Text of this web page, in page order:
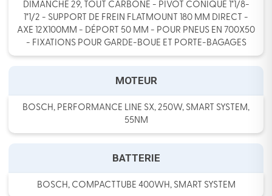
DIMANCHE 29, TOUT CARBONE - PIVOT CONIQUE 1"1/8-
1"1/2 - SUPPORT DE FREIN FLATMOUNT 180 MM DIRECT -
AXE 12X100MM - DÉPORT 50 MM - POUR PNEUS EN 700X50
- FIXATIONS POUR GARDE-BOUE ET PORTE-BAGAGES
MOTEUR
BOSCH, PERFORMANCE LINE SX, 250W, SMART SYSTEM,
55NM
BATTERIE
BOSCH, COMPACTTUBE 400WH, SMART SYSTEM